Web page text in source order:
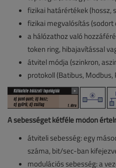
fizikai határértékek (hossz,
fizikai megvalósítás (sodort
a hálózathoz való
token ring, hibajavítással
átvitel módja (szinkron,
protokoll (Batibus, Modbus,
A sebességet kétféle módon
átviteli sebesség: egy
száma, bit/sec-ban
modulációs sebesség: a